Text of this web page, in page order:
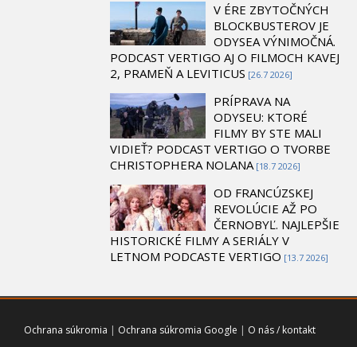
V ÉRE ZBYTOČNÝCH
BLOCKBUSTEROV JE
ODYSEA VÝNIMOČNÁ.
PODCAST VERTIGO AJ O FILMOCH KAVEJ
2, PRAMEŇ A LEVITICUS [26.7 2026]
PRÍPRAVA NA
ODYSEU: KTORÉ
FILMY BY STE MALI
VIDIEŤ? PODCAST VERTIGO O TVORBE
CHRISTOPHERA NOLANA [18.7 2026]
OD FRANCÚZSKEJ
REVOLÚCIE AŽ PO
ČERNOBYĽ. NAJLEPŠIE
HISTORICKÉ FILMY A SERIÁLY V
LETNOM PODCASTE VERTIGO [13.7 2026]
Ochrana súkromia | Ochrana súkromia Google | O nás / kontakt